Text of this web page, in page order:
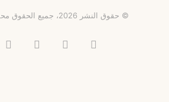
© حقوق النشر 2026، جميع الحقوق محفوظة زهور الأدب
فيسبوك انستقرام